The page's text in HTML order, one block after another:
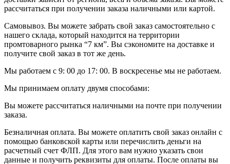
рассчитаться при получении заказа наличными или картой.
Самовывоз. Вы можете забрать свой заказ самостоятельно с
нашего склада, который находится на территории
промтоварного рынка “7 км”. Вы сэкономите на доставке и
получите свой заказ в тот же день.
Мы работаем с 9: 00 до 17: 00. В воскресенье мы не работаем.
Мы принимаем оплату двумя способами:
Вы можете рассчитаться наличными на почте при получении
заказа.
Безналичная оплата. Вы можете оплатить свой заказ онлайн с
помощью банковской карты или перечислить деньги на
расчетный счет ФЛП. Для этого вам нужно указать свои
данные и получить реквизиты для оплаты. После оплаты вы